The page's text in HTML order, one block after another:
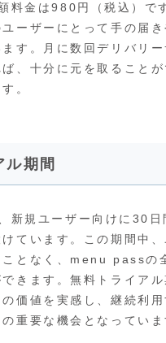
料金は980円（税込）で
ーザーにとって手の届き
す。月に数回デリバリー
、十分に元を取ること
。
ル期間
規ユーザー向けに30日
ています。この期間中、
ことなく、menu passの
きます。無料トライア
価値を実感し、継続利用
重要な機会となっていま